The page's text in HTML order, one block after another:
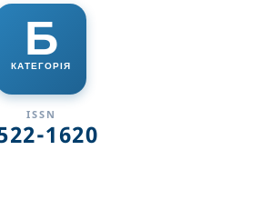
Б
КАТЕГОРІЯ
ISSN
1620